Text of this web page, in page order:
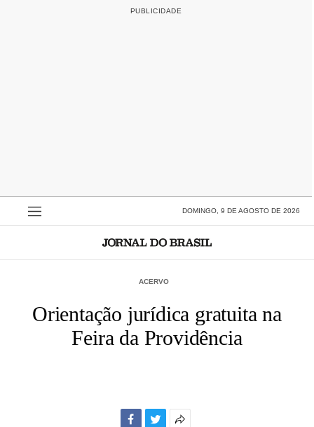
DOMINGO, 9 DE AGOSTO DE 2026
ACERVO
Orientação jurídica gratuita na
Feira da Providência